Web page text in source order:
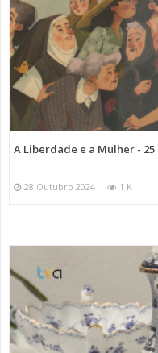
A Liberdade e a Mulher -
28 Outubro 2024 1 K